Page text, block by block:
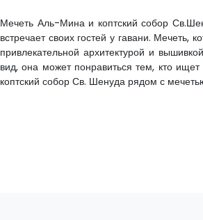
Мечеть Аль-Мина и коптский собор
встречает своих гостей у гавани. Мечеть,
привлекательной архитектурой и
вид, она может понравиться тем, кто
коптский собор Св. Шенуда рядом с